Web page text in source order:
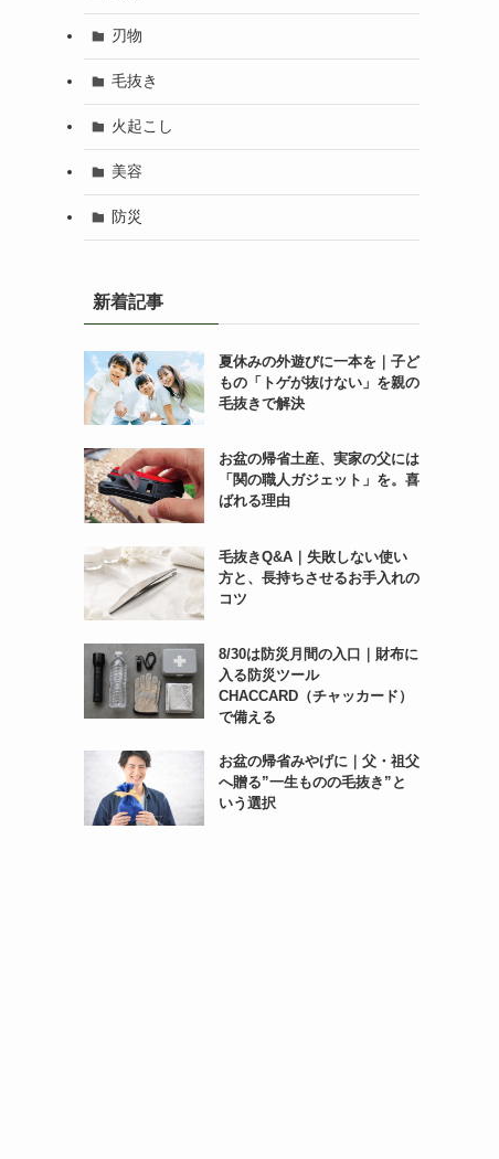
刃物
毛抜き
火起こし
美容
防災
新着記事
夏休みの外遊びに一本を｜子ど
もの「トゲが抜けない」を親の
毛抜きで解決
お盆の帰省土産、実家の父には
「関の職人ガジェット」を。喜
ばれる理由
毛抜きQ&A｜失敗しない使い
方と、長持ちさせるお手入れの
コツ
8/30は防災月間の入口｜財布に
入る防災ツール
CHACCARD（チャッカード）
で備える
お盆の帰省みやげに｜父・祖父
へ贈る”一生ものの毛抜き”と
いう選択